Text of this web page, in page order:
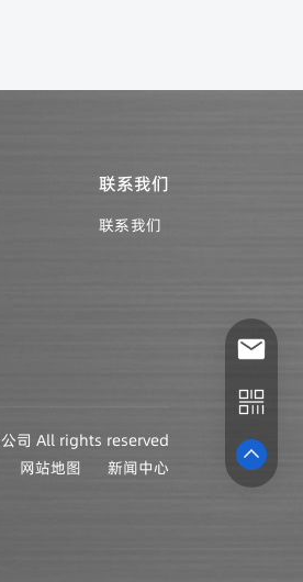
联系我们
联系我们
司 All rights reserved
网站地图 新闻中心